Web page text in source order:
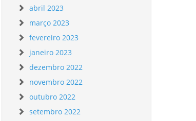
abril 2023
março 2023
fevereiro 2023
janeiro 2023
dezembro 2022
novembro 2022
outubro 2022
setembro 2022